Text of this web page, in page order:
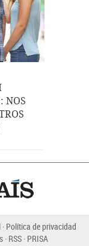
NOS
Política de privacidad
RSS PRISA